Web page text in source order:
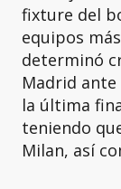
fixture del
equipos
determinó
Madrid
la última
teniendo
Milan, así